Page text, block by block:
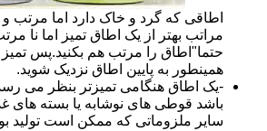
اطاقی که گرد و خاک دارد اما مرتب
مراتب بهتر از یک اطاق تمیز اما نا
حتما"اطاق را مرتب هم بکنید.پس
همینطور به پایین اطاق نزدیک شوید.
-یک اطاق هنگامی تمیزتر بنظر می
باشد قوطی های نوشابه یا بسته های
سایر ملزوماتی که ممکن است تولید